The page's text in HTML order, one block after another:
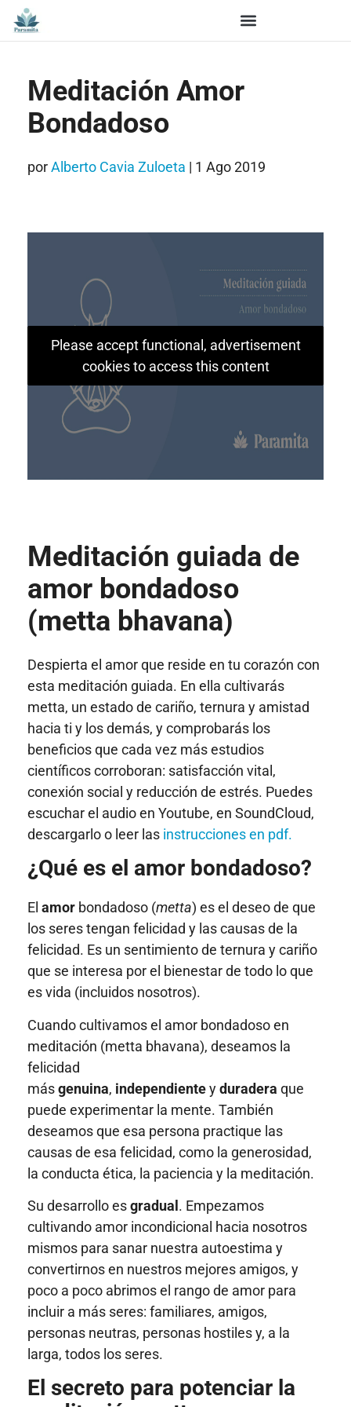
Meditación Amor
Bondadoso
porAlberto Cavia Zuloeta | 1 Ago 2019
Please accept functional, advertisement
cookies to access this content
Meditación guiada de
amor bondadoso
(metta bhavana)
Despierta el amor que reside en tu corazón con
esta meditación guiada. En ella cultivarás
metta, un estado de cariño, ternura y amistad
hacia ti y los demás, y comprobarás los
beneficios que cada vez más estudios
científicos corroboran: satisfacción vital,
conexión social y reducción de estrés. Puedes
escuchar el audio en Youtube, en SoundCloud,
descargarlo o leer las instrucciones en pdf.
¿Qué es el amor bondadoso?
El amor bondadoso (metta) es el deseo de que
los seres tengan felicidad y las causas de la
felicidad. Es un sentimiento de ternura y cariño
que se interesa por el bienestar de todo lo que
es vida (incluidos nosotros).
Cuando cultivamos el amor bondadoso en
meditación (metta bhavana), deseamos la
felicidad
másgenuina, independienteyduradera que
puede experimentar la mente. También
deseamos que esa persona practique las
causas de esa felicidad, como la generosidad,
la conducta ética, la paciencia y la meditación.
Su desarrollo esgradual . Empezamos
cultivando amor incondicional hacia nosotros
mismos para sanar nuestra autoestima y
convertirnos en nuestros mejores amigos, y
poco a poco abrimos el rango de amor para
incluir a más seres: familiares, amigos,
personas neutras, personas hostiles y, a la
larga, todos los seres.
El secreto para potenciar la